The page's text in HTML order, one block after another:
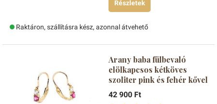
Részletek
Raktáron, szállításra kész, azonnal átvehető
Arany baba fülbevaló
elölkapcsos kétköves
szoliter pink és fehér kővel
42 900 Ft